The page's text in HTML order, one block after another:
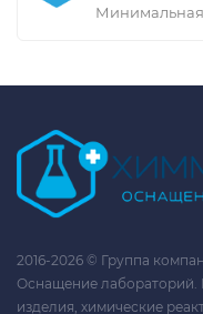
Минимальная
2016-2026 © Группа
Оснащение
изделия, химические